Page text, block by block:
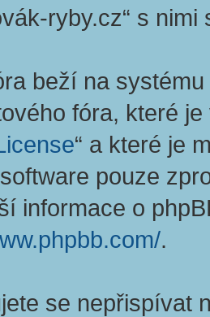
ryby.cz“ s nimi
beží na
fóra, které
“ a které je
pouze
informace o
.
se nepřispívat